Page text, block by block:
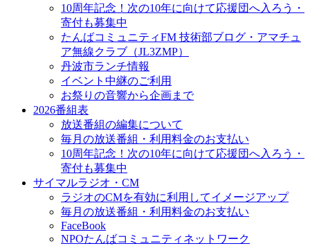
10周年記念！次の10年に向けて応援団へ入ろう・
寄付も募集中
たんばコミュニティFM 技術部ブログ・アマチュ
ア無線クラブ（JL3ZMP）
丹波市ランチ情報
イベント中継のご利用
お祭りの音響から企画まで
2026番組表
放送番組の編集について
毎月の放送番組・利用料金のお支払い
10周年記念！次の10年に向けて応援団へ入ろう・
寄付も募集中
サイマルラジオ・CM
ラジオのCMを有効に利用してイメージアップ
毎月の放送番組・利用料金のお支払い
FaceBook
NPOたんばコミュニティネットワーク